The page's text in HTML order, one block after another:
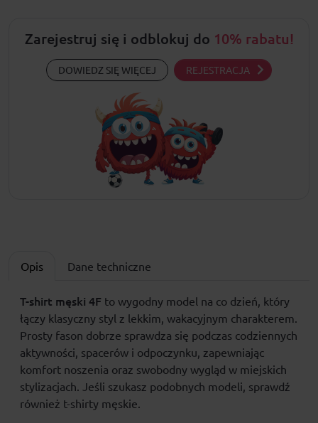
Zarejestruj się i odblokuj do 10% rabatu!
DOWIEDZ SIĘ WIĘCEJ REJESTRACJA
Opis Dane techniczne
T-shirt męski 4F to wygodny model na co dzień, który
łączy klasyczny styl z lekkim, wakacyjnym charakterem.
Prosty fason dobrze sprawdza się podczas codziennych
aktywności, spacerów i odpoczynku, zapewniając
komfort noszenia oraz swobodny wygląd w miejskich
stylizacjach. Jeśli szukasz podobnych modeli, sprawdź
również t-shirty męskie.